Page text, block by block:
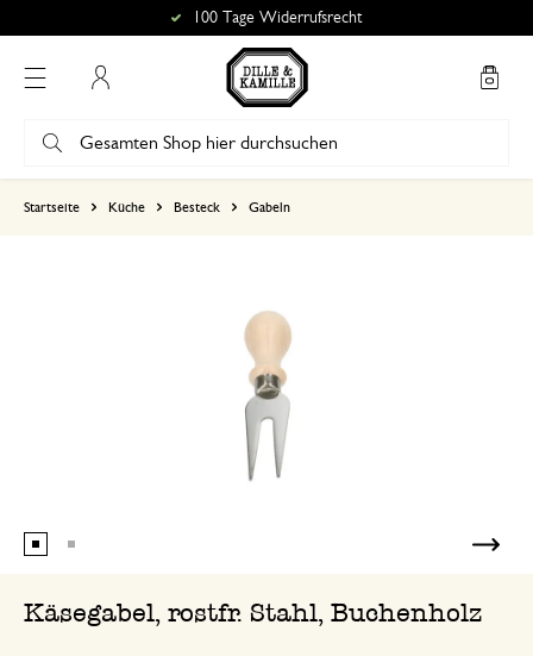
100 Tage Widerrufsrecht
Startseite Küche Besteck Gabeln
Käsegabel, rostfr. Stahl, Buchenholz